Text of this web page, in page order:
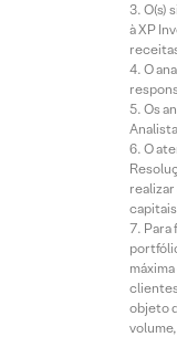
O(s)
à XP
O
Os
O
Para
objeto